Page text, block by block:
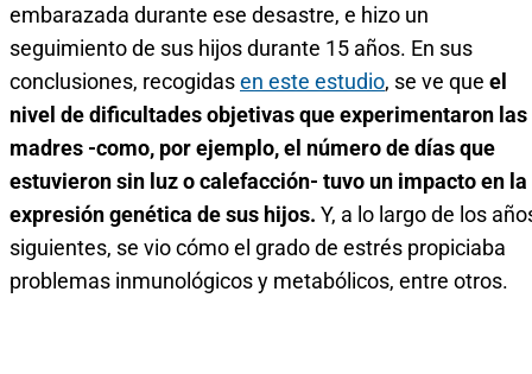
embarazada durante ese desastre, e hizo un
seguimiento de sus hijos durante 15 años. En sus
conclusiones, recogidasen este estudio, se ve que el
nivel de dificultades objetivas que experimentaron las
madres -como, por ejemplo, el número de días que
estuvieron sin luz o calefacción- tuvo un impacto en la
expresión genética de sus hijos. Y, a lo largo de los
siguientes, se vio cómo el grado de estrés propiciaba
problemas inmunológicos y metabólicos, entre otros.